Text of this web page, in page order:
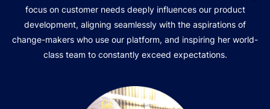
focus on customer needs deeply influences our product
development, aligning seamlessly with the aspirations of
change-makers who use our platform, and inspiring her world-
class team to constantly exceed expectations.